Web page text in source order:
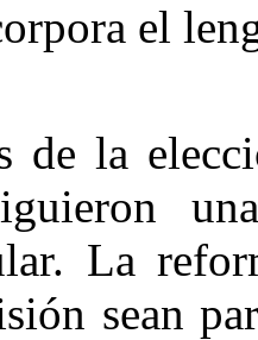
el
de la
La
sean